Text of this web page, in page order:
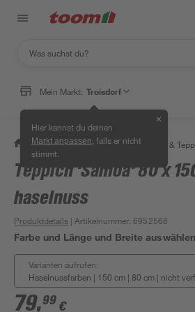
Mein Markt: Troisdorf
Hier kannst du deinen
Markt anpassen , falls er nicht
stimmt.
✕
/ Wohnen & Haushalt / Teppiche &
Teppich 'Samoa' 80 x
haselnuss
Produktdetails | Artikelnummer:6952568
Farbe und Länge und Breite auswählen
Varianten aufrufen:
Haselnussfarben | 150 cm | 80 cm | nicht
79,99 €